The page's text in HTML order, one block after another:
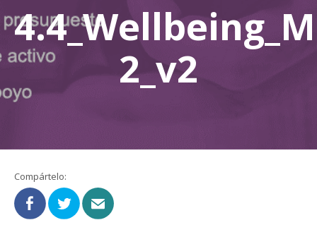
2_v2
Compártelo: